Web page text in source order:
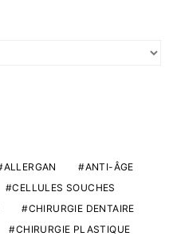
ALLERGAN
ANTI-ÂGE
CELLULES SOUCHES
CHIRURGIE DENTAIRE
CHIRURGIE PLASTIQUE